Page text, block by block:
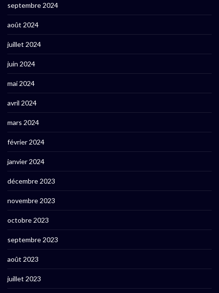
septembre 2024
août 2024
juillet 2024
juin 2024
mai 2024
avril 2024
mars 2024
février 2024
janvier 2024
décembre 2023
novembre 2023
octobre 2023
septembre 2023
août 2023
juillet 2023